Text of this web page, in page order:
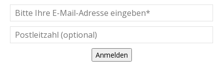
Anmelden